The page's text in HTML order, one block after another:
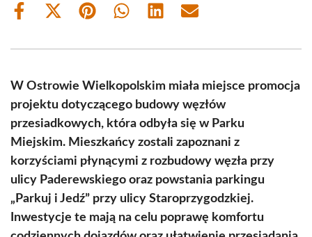
Share
Share
(Twitter)
Share Share Share Share
W Ostrowie Wielkopolskim miała miejsce promocja
projektu dotyczącego budowy węzłów
przesiadkowych, która odbyła się w Parku
Miejskim. Mieszkańcy zostali zapoznani z
korzyściami płynącymi z rozbudowy węzła przy
ulicy Paderewskiego oraz powstania parkingu
„Parkuj i Jedź” przy ulicy Staroprzygodzkiej.
Inwestycje te mają na celu poprawę komfortu